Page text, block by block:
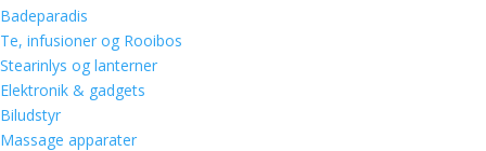
Badeparadis
Te, infusioner og Rooibos
Stearinlys og lanterner
Elektronik & gadgets
Biludstyr
Massage apparater